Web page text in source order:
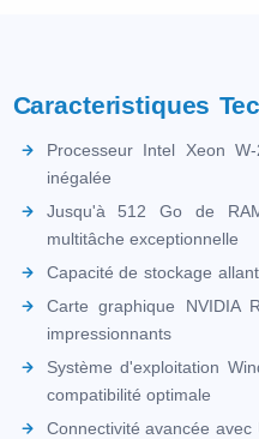
Caracteristiques
Processeur Intel Xeon
inégalée
Jusqu'à 512 Go de
multitâche exceptionnelle
Capacité de stockage
Carte graphique NVIDIA
impressionnants
Système d'exploitation
compatibilité optimale
Connectivité avancée